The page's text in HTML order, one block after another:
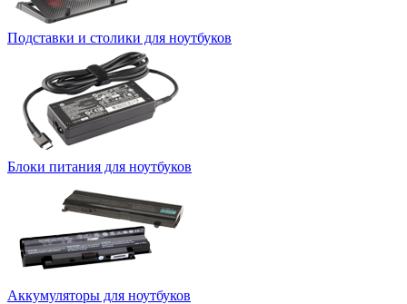
Подставки и столики для ноутбуков
Блоки питания для ноутбуков
Аккумуляторы для ноутбуков